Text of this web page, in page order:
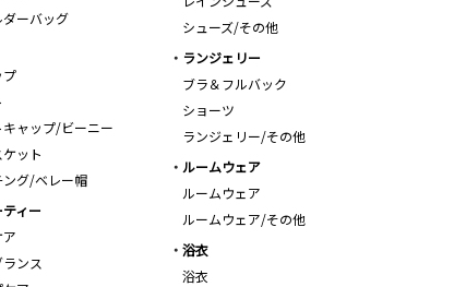
ダーバッグ
シューズ/その他
プ
キャップ/ビーニー
ット
ング/ベレー帽
ランジェリー
ブラ＆フルバック
ショーツ
ランジェリー/その他
ルームウェア
ルームウェア
ルームウェア/その他
ィー
ンス
浴衣
浴衣